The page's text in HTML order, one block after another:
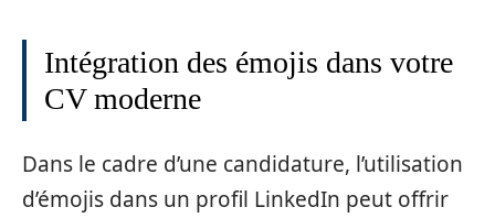
Intégration des émojis dans votre
CV moderne
Dans le cadre d’une candidature, l’utilisation
d’émojis dans un profil LinkedIn peut offrir